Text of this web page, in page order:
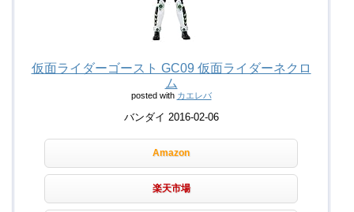
仮面ライダーゴースト GC09 仮面ライダーネクロ
ム
posted with カエレバ
バンダイ 2016-02-06
Amazon
楽天市場